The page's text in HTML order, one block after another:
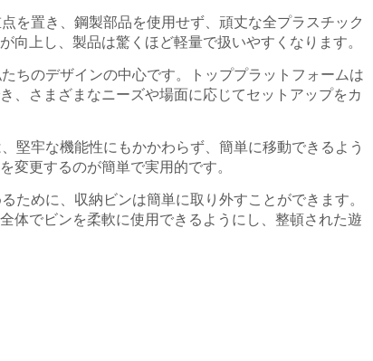
を置き、鋼製部品を使用せず、頑丈な全プラスチック
上し、製品は驚くほど軽量で扱いやすくなります。
ちのデザインの中心です。トッププラットフォームは
、さまざまなニーズや場面に応じてセットアップをカ
堅牢な機能性にもかかわらず、簡単に移動できるよう
更するのが簡単で実用的です。
めに、収納ビンは簡単に取り外すことができます。
体でビンを柔軟に使用できるようにし、整頓された遊
チェア Delsun スタッカブルコット